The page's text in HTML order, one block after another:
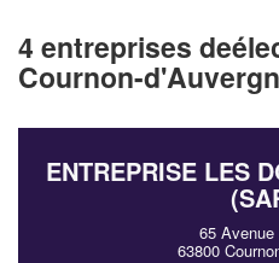
4 entreprises
Cournon-
ENTREPRISE LES
65 Avenue
63800